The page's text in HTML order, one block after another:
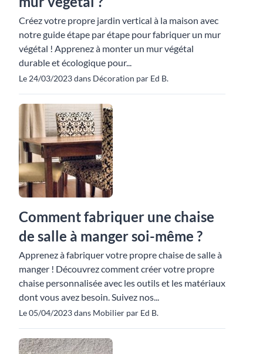
Créez votre propre jardin vertical à la maison avec
notre guide étape par étape pour fabriquer un mur
végétal ! Apprenez à monter un mur végétal
durable et écologique pour...
Le 24/03/2023 dans Décoration par Ed B.
Comment fabriquer une chaise
de salle à manger soi-même ?
Apprenez à fabriquer votre propre chaise de salle à
manger ! Découvrez comment créer votre propre
chaise personnalisée avec les outils et les matériaux
dont vous avez besoin. Suivez nos...
Le 05/04/2023 dans Mobilier par Ed B.